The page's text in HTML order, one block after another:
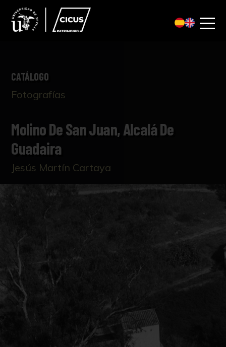
CATÁLOGO
Fotografías
Molino De San Juan, Alcalá De
Guadaira
Jesús Martín Cartaya